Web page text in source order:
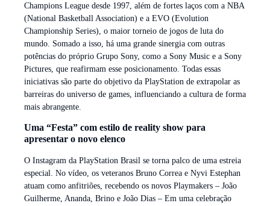
Champions League desde 1997, além de fortes laços com a NBA
(National Basketball Association) e a EVO (Evolution
Championship Series), o maior torneio de jogos de luta do
mundo. Somado a isso, há uma grande sinergia com outras
potências do próprio Grupo Sony, como a Sony Music e a Sony
Pictures, que reafirmam esse posicionamento. Todas essas
iniciativas são parte do objetivo da PlayStation de extrapolar as
barreiras do universo de games, influenciando a cultura de forma
mais abrangente.
Uma “Festa” com estilo de reality show para
apresentar o novo elenco
O Instagram da PlayStation Brasil se torna palco de uma estreia
especial. No vídeo, os veteranos Bruno Correa e Nyvi Estephan
atuam como anfitriões, recebendo os novos Playmakers – João
Guilherme, Ananda, Brino e João Dias – Em uma celebração